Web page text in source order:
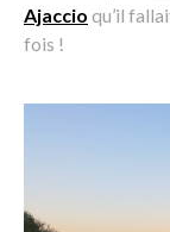
Ajaccio qu’il
fois !